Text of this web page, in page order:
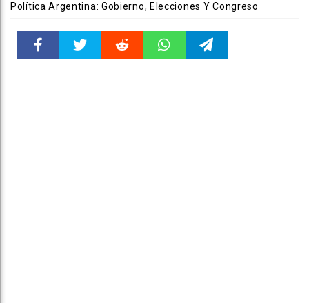
Política Argentina: Gobierno, Elecciones Y Congreso